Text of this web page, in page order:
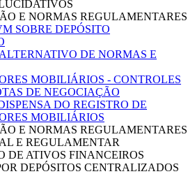
E NORMAS REGULAMENTARES
SOBRE DEPÓSITO
DE NORMAS E
MOBILIÁRIOS - CONTROLES
DE NEGOCIAÇÃO
DO REGISTRO DE
MOBILIÁRIOS
E NORMAS REGULAMENTARES
E REGULAMENTAR
DE ATIVOS FINANCEIROS
DEPÓSITOS CENTRALIZADOS